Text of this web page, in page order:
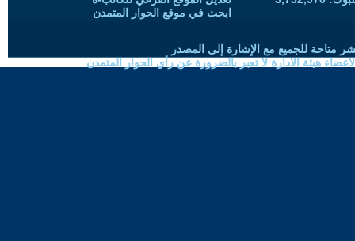
ابحث في موقع الحوار المتمدن
متاحة للجميع مع الإشارة إلى المصدر
هيئة الادارة لا تعبر بالضرورة عن رأي الحوار المتمدن